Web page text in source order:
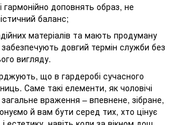
гармонійно доповнять образ, не
баланс;
матеріалів та мають продуману
забезпечують довгий термін служби без
вигляду.
що в гардеробі сучасного
Саме такі елементи, як чоловічі
враження – впевнене, зібране,
й вам бути серед тих, хто цінує